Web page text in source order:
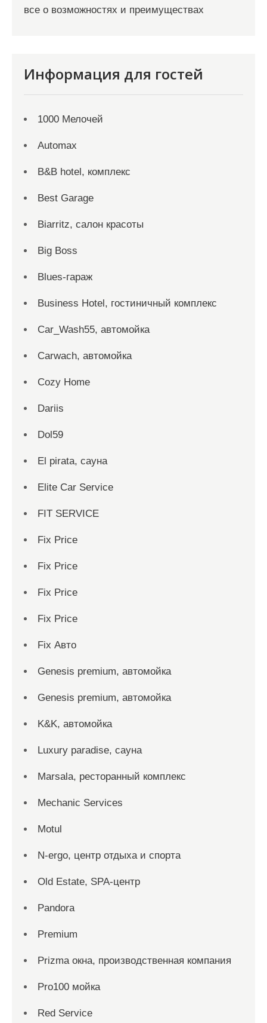
все о возможностях и преимуществах
Информация для гостей
1000 Мелочей
Automax
B&B hotel, комплекс
Best Garage
Biarritz, салон красоты
Big Boss
Blues-гараж
Business Hotel, гостиничный комплекс
Car_Wash55, автомойка
Carwach, автомойка
Cozy Home
Dariis
Dol59
El pirata, сауна
Elite Car Service
FIT SERVICE
Fix Price
Fix Price
Fix Price
Fix Price
Fix Авто
Genesis premium, автомойка
Genesis premium, автомойка
K&K, автомойка
Luxury paradise, сауна
Marsala, ресторанный комплекс
Mechanic Services
Motul
N-ergo, центр отдыха и спорта
Old Estate, SPA-центр
Pandora
Premium
Prizma окна, производственная компания
Pro100 мойка
Red Service